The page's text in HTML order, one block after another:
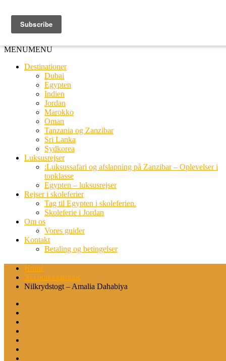
MENUMENU
Destinationer
Dubai
Egypten
Indien
Jordan
Marokko
Oman
Tanzania og Zanzibar
Sri Lanka
Sydkorea
Luksusrejser
:Luksussafari og afslapning på Zanzibar – Oplevelser i
topklasse
Egypten – luksusrejser
Rejser i skoleferier
Tag til Egypten i skoleferien.
Skoleferie i Jordan
Om os
Vores guider
Kontakt
Betaling og betingelser
Home
Accommodations
Nilkrydstogt – Amalia Dahabiya